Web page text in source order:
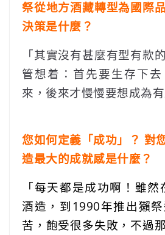
祭從地方酒藏轉型為國際
決策是什麼？
「其實沒有甚麼有型有款
管想着：首先要生存下
來，後來才慢慢要想成為有
您如何定義「成功」？ 對
造最大的成就感是什麼？
「每天都是成功啊！雖
酒造，到1990年推出獺
苦，飽受很多失敗，不過